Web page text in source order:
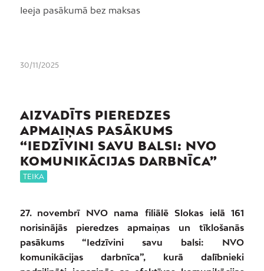
Ieeja pasākumā bez maksas
30/11/2025
AIZVADĪTS PIEREDZES
APMAIŅAS PASĀKUMS
“IEDZĪVINI SAVU BALSI: NVO
KOMUNIKĀCIJAS DARBNĪCA”
TEIKA
27. novembrī NVO nama filiālē Slokas ielā 161
norisinājās pieredzes apmaiņas un tīklošanās
pasākums “Iedzīvini savu balsi: NVO
komunikācijas darbnīca”, kurā dalībnieki